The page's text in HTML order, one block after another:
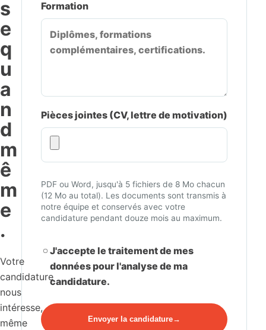
s
e
q
u
a
n
d
m
ê
m
e
.
Votre
candidature
nous
intéresse,
même
Formation
Pièces jointes (CV, lettre de motivation)
PDF ou Word, jusqu'à 5 fichiers de 8 Mo chacun
(12 Mo au total). Les documents sont transmis à
notre équipe et conservés avec votre
candidature pendant douze mois au maximum.
J'accepte le traitement de mes
données pour l'analyse de ma
candidature.
Envoyer la candidature